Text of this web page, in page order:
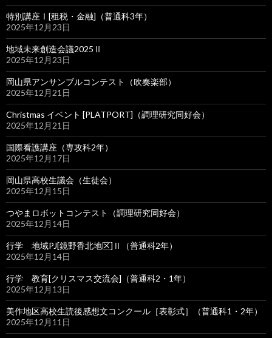
特別講座Ⅰ[租税・金融]（普通科3年）
2025年12月23日
地域未来創造会議2025Ⅱ
2025年12月23日
岡山県アンサンブルコンテスト（吹奏楽部）
2025年12月21日
Christmas イベント [PLATPORT]（調理研究同好会）
2025年12月21日
国際看護講座（専攻科2年）
2025年12月17日
岡山県高校生議会（生徒会）
2025年12月15日
つやまロボットコンテスト（調理研究同好会）
2025年12月14日
行学 地域PJ[鏡野香北地区]Ⅱ（普通科2年）
2025年12月14日
行学 教育[クリスマス交流会]（普通科2・1年）
2025年12月13日
美作地区高校生読後感想文コンクール［表彰式］（普通科1・2年）
2025年12月11日